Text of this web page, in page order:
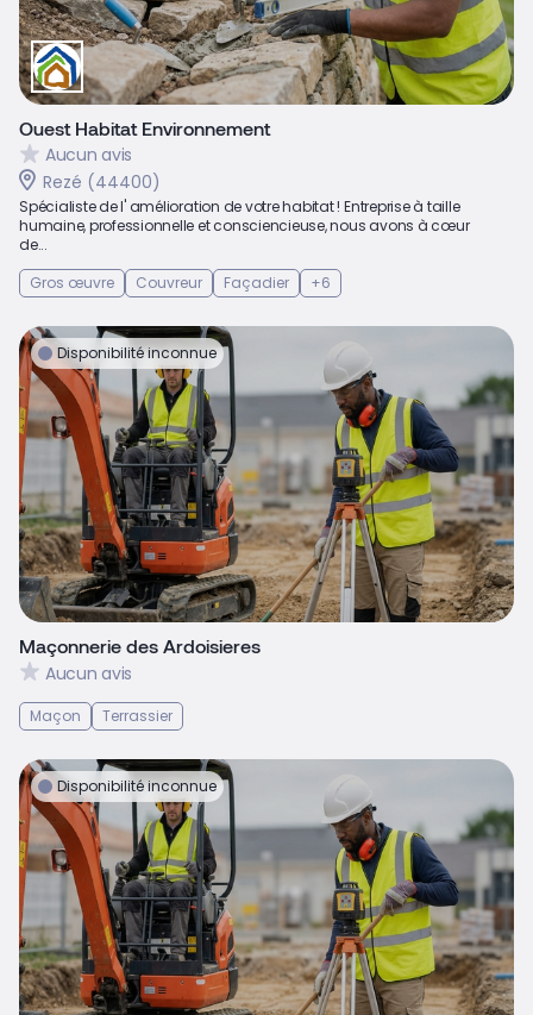
Ouest Habitat Environnement
Aucun avis
Rezé (44400)
Spécialiste de l' amélioration de votre habitat ! Entreprise à taille
humaine, professionnelle et consciencieuse, nous avons à cœur
de...
Gros œuvre
Couvreur Façadier +6
Disponibilité inconnue
Maçonnerie des Ardoisieres
Aucun avis
Maçon Terrassier
Disponibilité inconnue